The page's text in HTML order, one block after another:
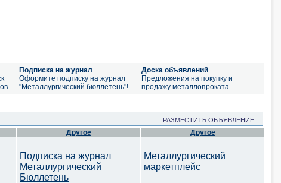
Подписка на журнал
Оформите подписку на журнал
"Металлургический бюллетень"!
Доска объявлений
Предложения на покупку и
продажу металлопроката
РАЗМЕСТИТЬ ОБЪЯВЛЕНИЕ
Другое
Подписка на журнал
Металлургический
Бюллетень
Другое
Металлургический
маркетплейс